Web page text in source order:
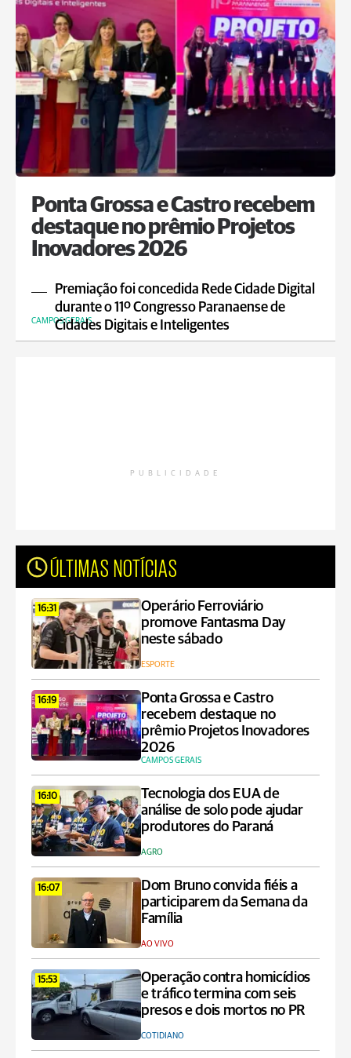
Ponta Grossa e Castro recebem
destaque no prêmio Projetos
Inovadores 2026
Premiação foi concedida Rede Cidade Digital
durante o 11º Congresso Paranaense de
Cidades Digitais e Inteligentes
CAMPOS GERAIS
PUBLICIDADE
ÚLTIMAS NOTÍCIAS
16:31
Operário Ferroviário
promove Fantasma Day
neste sábado
ESPORTE
16:19
Ponta Grossa e Castro
recebem destaque no
prêmio Projetos Inovadores
2026
CAMPOS GERAIS
16:10
Tecnologia dos EUA de
análise de solo pode ajudar
produtores do Paraná
AGRO
16:07
Dom Bruno convida fiéis a
participarem da Semana da
Família
AO VIVO
15:53
Operação contra homicídios
e tráfico termina com seis
presos e dois mortos no PR
COTIDIANO